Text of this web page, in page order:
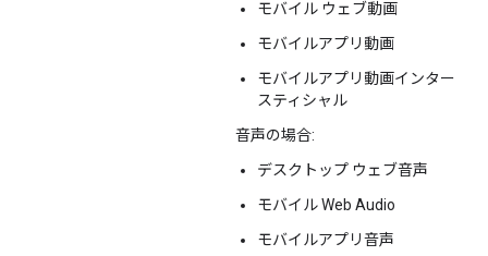
モバイル ウェブ動画
モバイルアプリ動画
モバイルアプリ動画インター
スティシャル
音声の場合:
デスクトップ ウェブ音声
モバイル Web Audio
モバイルアプリ音声